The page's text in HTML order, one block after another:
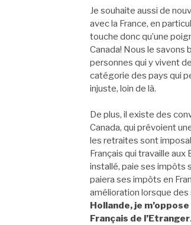
Je souhaite aussi de
avec la France, en
touche donc qu’une
Canada! Nous le savons
personnes qui y vivent
catégorie des pays qui
injuste, loin de là.
De plus, il existe des
Canada, qui prévoient
les retraites sont
Français qui travaille aux
installé, paie ses impôts
paiera ses impôts en
amélioration lorsque
Hollande, je
Français de l’Etranger.